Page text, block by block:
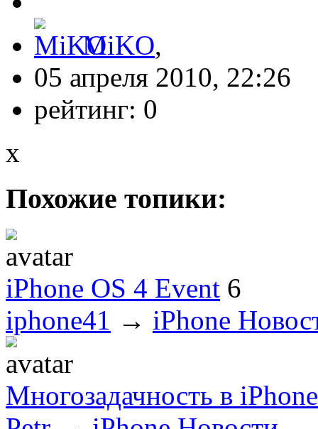
MiKO,
05 апреля 2010, 22:26
рейтинг: 0
x
Похожие топики:
iPhone OS 4 Event 6
iphone41 → iPhone
Многозадачность в